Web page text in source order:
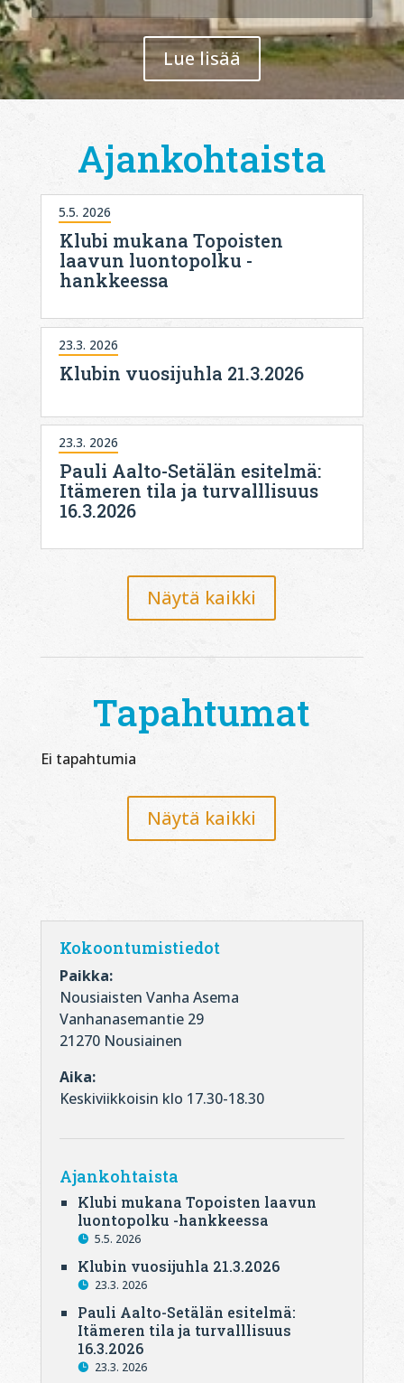
Lue lisää
Ajankohtaista
Klubi mukana Topoisten
laavun luontopolku -
hankkeessa
5.5. 2026
Klubin vuosijuhla 21.3.2026
23.3. 2026
Pauli Aalto-Setälän esitelmä:
Itämeren tila ja turvalllisuus
16.3.2026
23.3. 2026
Näytä kaikki
Tapahtumat
Ei tapahtumia
Näytä kaikki
Kokoontumistiedot
Paikka:
Nousiaisten Vanha Asema
Vanhanasemantie 29
21270 Nousiainen
Aika:
Keskiviikkoisin klo 17.30-18.30
Ajankohtaista
Klubi mukana Topoisten laavun
luontopolku -hankkeessa
5.5. 2026
Klubin vuosijuhla 21.3.2026
23.3. 2026
Pauli Aalto-Setälän esitelmä:
Itämeren tila ja turvalllisuus
16.3.2026
23.3. 2026